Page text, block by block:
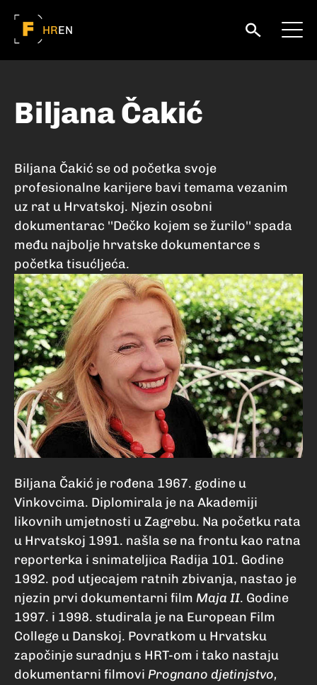
HREN
Biljana Čakić
Biljana Čakić se od početka svoje
profesionalne karijere bavi temama vezanim
uz rat u Hrvatskoj. Njezin osobni
dokumentarac ''Dečko kojem se žurilo'' spada
među najbolje hrvatske dokumentarce s
početka tisućljeća.
Biljana Čakić je rođena 1967. godine u
Vinkovcima. Diplomirala je na Akademiji
likovnih umjetnosti u Zagrebu. Na početku rata
u Hrvatskoj 1991. našla se na frontu kao ratna
reporterka i snimateljica Radija 101. Godine
1992. pod utjecajem ratnih zbivanja, nastao je
njezin prvi dokumentarni film Maja II. Godine
1997. i 1998. studirala je na European Film
College u Danskoj. Povratkom u Hrvatsku
započinje suradnju s HRT-om i tako nastaju
dokumentarni filmovi Prognano djetinjstvo,